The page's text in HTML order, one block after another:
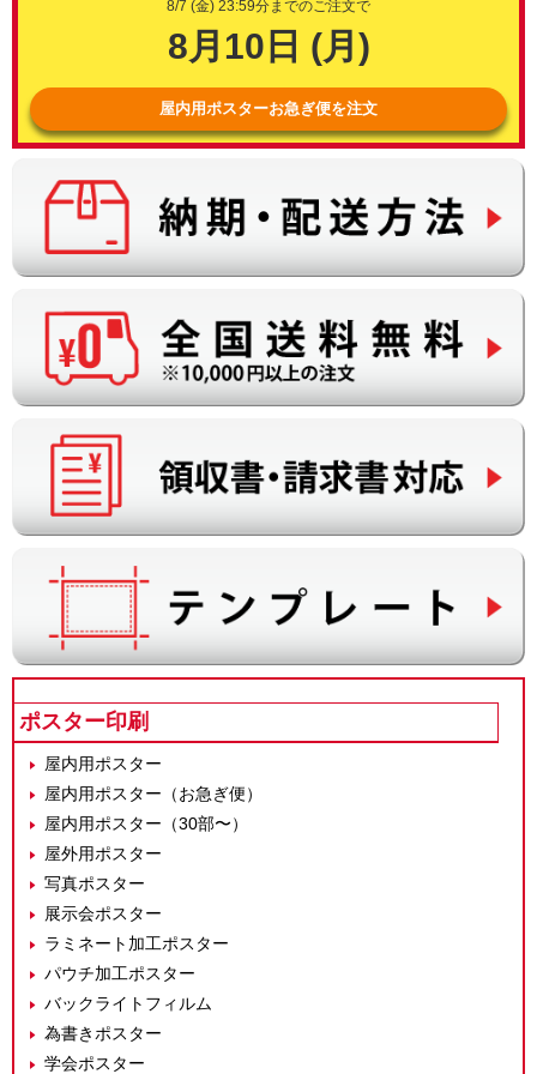
ポスター印刷
屋内用ポスター
屋内用ポスター（お急ぎ便）
屋内用ポスター（30部〜）
屋外用ポスター
写真ポスター
展示会ポスター
ラミネート加工ポスター
パウチ加工ポスター
バックライトフィルム
為書きポスター
学会ポスター